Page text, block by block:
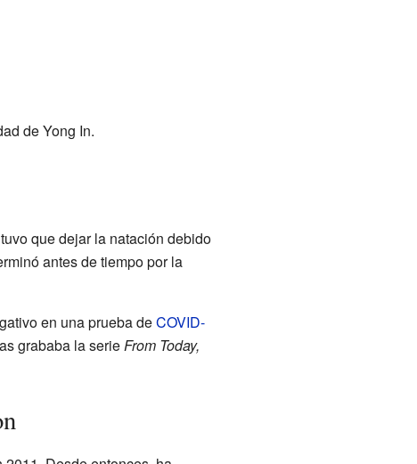
de Yong In.
que dejar la natación debido
antes de tiempo por la
en una prueba deCOVID-
grababa la serieFrom Today,